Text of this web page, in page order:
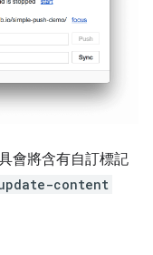
會將含有自訂標記
content